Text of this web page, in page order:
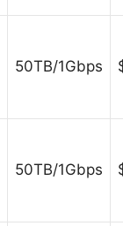
50TB/1Gbps
50TB/1Gbps